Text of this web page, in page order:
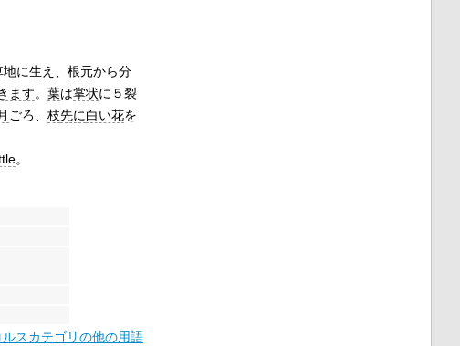
地に生え 、 根元から分
ます。 葉は掌状に５裂
ごろ、 枝先に白い花を
。
スカテゴリの他の用語